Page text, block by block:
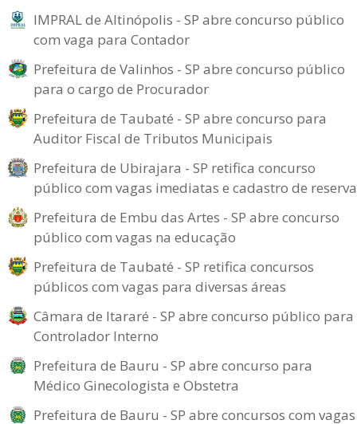
IMPRAL de Altinópolis - SP abre concurso público
com vaga para Contador
Prefeitura de Valinhos - SP abre concurso público
para o cargo de Procurador
Prefeitura de Taubaté - SP abre concurso para
Auditor Fiscal de Tributos Municipais
Prefeitura de Ubirajara - SP retifica concurso
público com vagas imediatas e cadastro de reserva
Prefeitura de Embu das Artes - SP abre concurso
público com vagas na educação
Prefeitura de Taubaté - SP retifica concursos
públicos com vagas para diversas áreas
Câmara de Itararé - SP abre concurso público para
Controlador Interno
Prefeitura de Bauru - SP abre concurso para
Médico Ginecologista e Obstetra
Prefeitura de Bauru - SP abre concursos com vagas